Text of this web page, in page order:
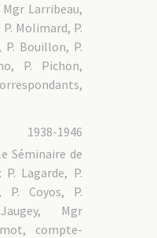
Mgr Larribeau,
Molimard, P.
P. Bouillon, P.
P. Pichon,
1938-1946
Séminaire de
Lagarde, P.
P. Coyos, P.
Mgr
compte-